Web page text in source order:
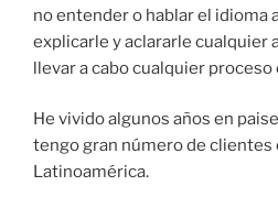
no entender o hablar el idioma
explicarle y aclararle cualquier
llevar a cabo cualquier proceso
He vivido algunos años en
tengo gran número de clientes
Latinoamérica.